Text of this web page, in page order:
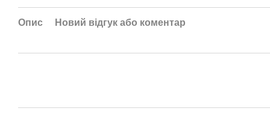
Опис Новий відгук або коментар